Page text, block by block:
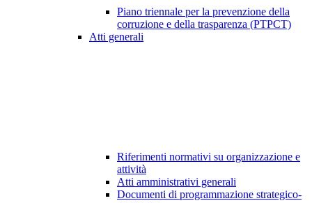
Piano triennale per la prevenzione della
corruzione e della trasparenza (PTPCT)
Atti generali
Riferimenti normativi su organizzazione e
attività
Atti amministrativi generali
Documenti di programmazione strategico-